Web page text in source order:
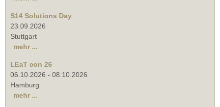
S14 Solutions Day
23.09.2026
Stuttgart
mehr ...
LEaT con 26
06.10.2026 - 08.10.2026
Hamburg
mehr ...